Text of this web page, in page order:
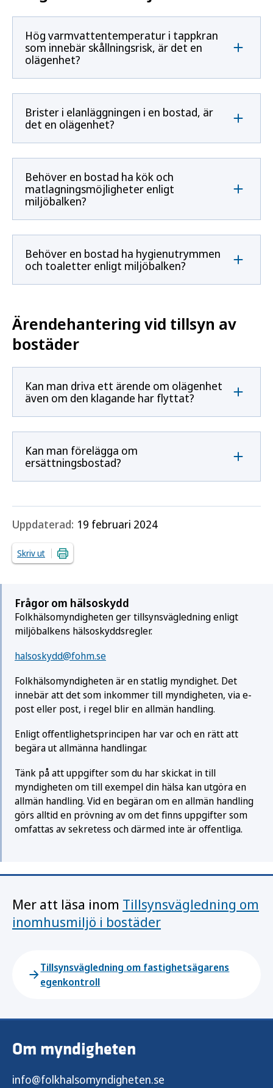
Hög varmvattentemperatur i tappkran
som innebär skållningsrisk, är det en
olägenhet?
Brister i elanläggningen i en bostad, är
det en olägenhet?
Behöver en bostad ha kök och
matlagningsmöjligheter enligt
miljöbalken?
Behöver en bostad ha hygienutrymmen
och toaletter enligt miljöbalken?
Ärendehantering vid tillsyn av
bostäder
Kan man driva ett ärende om olägenhet
även om den klagande har flyttat?
Kan man förelägga om
ersättningsbostad?
Uppdaterad: 19 februari 2024
Skriv ut
Frågor om hälsoskydd
Folkhälsomyndigheten ger tillsynsvägledning enligt
miljöbalkens hälso­skydds­regler.
halsoskydd@fohm.se
Folkhälsomyndigheten är en statlig myndighet. Det
innebär att det som inkommer till myndigheten, via e-
post eller post, i regel blir en allmän handling.
Enligt offentlighetsprincipen har var och en rätt att
begära ut allmänna handlingar.
Tänk på att uppgifter som du har skickat in till
myndigheten om till exempel din hälsa kan utgöra en
allmän handling. Vid en begäran om en allmän handling
görs alltid en prövning av om det finns uppgifter som
omfattas av sekretess och därmed inte är offentliga.
Mer att läsa inom Tillsynsvägledning om
inomhusmiljö i bostäder
Tillsynsvägledning om fastighetsägarens
egenkontroll
Om myndigheten
info@folkhalsomyndigheten.se